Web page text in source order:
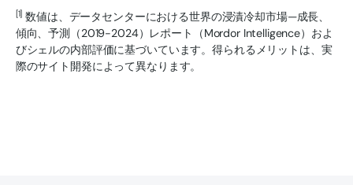
[1] 数値は、データセンターにおける世界の浸漬冷却市場—成長、
傾向、予測（2019-2024）レポート（Mordor Intelligence）およ
びシェルの内部評価に基づいています。得られるメリットは、実
際のサイト開発によって異なります。